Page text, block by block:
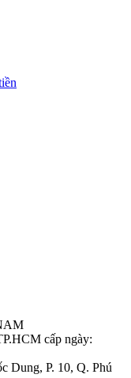
cấp ngày:
Dung, P. 10, Q. Phú